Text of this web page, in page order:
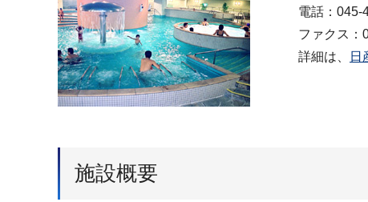
電話：045-
ファクス：
詳細は、
日
施設概要